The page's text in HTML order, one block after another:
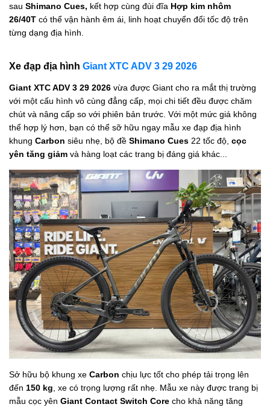
sau Shimano Cues, kết hợp cùng đùi đĩa Hợp kim nhôm
26/40T có thể vận hành êm ái, linh hoạt chuyển đổi tốc độ trên
từng dạng địa hình.
Xe đạp địa hình Giant XTC ADV 3 29 2026
Giant XTC ADV 3 29 2026 vừa được Giant cho ra mắt thị trường
với một cấu hình vô cùng đẳng cấp, mọi chi tiết đều được chăm
chút và nâng cấp so với phiên bản trước. Với một mức giá không
thể hợp lý hơn, bạn có thể sỡ hữu ngay mẫu xe đạp địa hình
khung Carbon siêu nhẹ, bộ đề Shimano Cues 22 tốc độ, cọc
yên tăng giảm và hàng loạt các trang bị đáng giá khác...
Sở hữu bộ khung xe Carbon chịu lực tốt cho phép tải trọng lên
đến 150 kg , xe có trọng lượng rất nhẹ. Mẫu xe này được trang bị
mẫu cọc yên Giant Contact Switch Core cho khả năng tăng